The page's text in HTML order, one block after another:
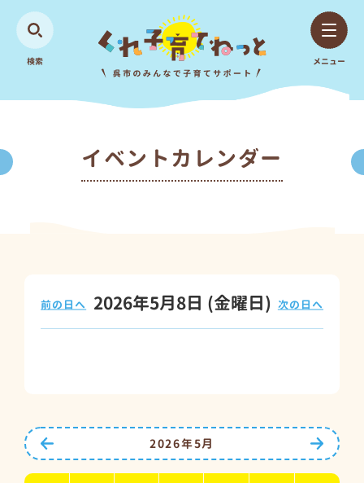
検索 メニュー
イベントカレンダー
2026年5月8日 (金曜日)
前の日へ 次の日へ
次の月
2026年5月